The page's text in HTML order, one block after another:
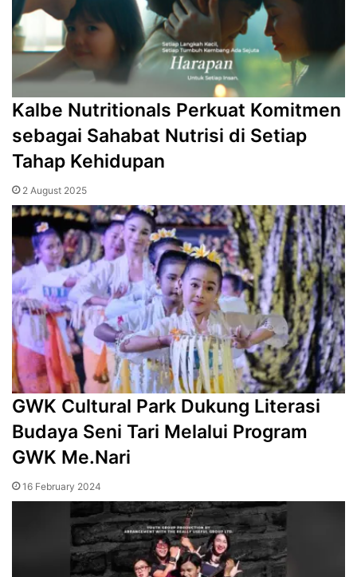
Kalbe Nutritionals Perkuat Komitmen
sebagai Sahabat Nutrisi di Setiap
Tahap Kehidupan
2 August 2025
GWK Cultural Park Dukung Literasi
Budaya Seni Tari Melalui Program
GWK Me.Nari
16 February 2024